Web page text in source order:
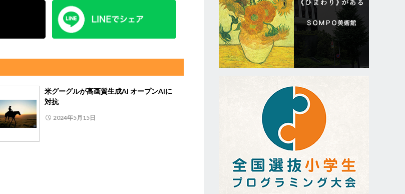
米グーグルが高画質生成AI オープンAIに
対抗
2024年5月15日